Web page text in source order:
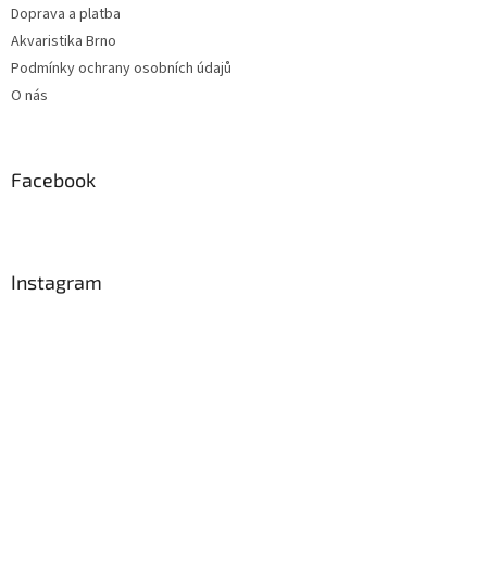
Doprava a platba
Akvaristika Brno
Podmínky ochrany osobních údajů
O nás
Facebook
Instagram